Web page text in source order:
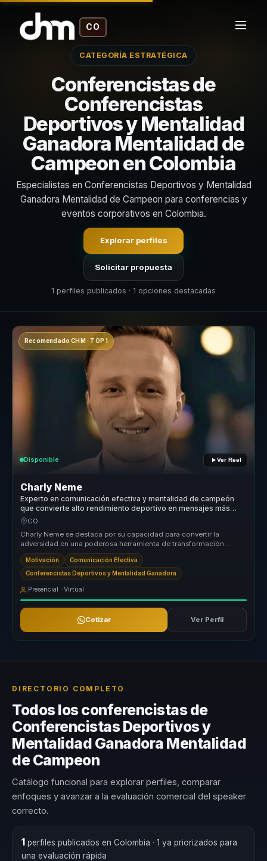
CO
CATEGORÍA ESTRATÉGICA
Conferencistas de
Conferencistas
Deportivos y Mentalidad
Ganadora Mentalidad de
Campeon en Colombia
Especialistas en Conferencistas Deportivos y Mentalidad
Ganadora Mentalidad de Campeon para conferencias y
eventos corporativos en Colombia.
Explorar perfiles
Solicitar propuesta
1 perfiles publicados · 1 opciones destacadas
Recomendado CHM · TOP 1
Disponible Ver Reel
Charly Neme
Experto en comunicación efectiva y mentalidad de campeón
que convierte alto rendimiento deportivo en mensajes más
claros e influyentes para líderes y equipos.
CO
Charly Neme se destaca por su capacidad para convertir la
adversidad en una poderosa herramienta de transformación
organizacional. Su enf...
Motivación Comunicación Efectiva
Conferencistas Deportivos y Mentalidad Ganadora
Presencial · Virtual
Cotizar Ver Perfil
DIRECTORIO COMPLETO
Todos los conferencistas de
Conferencistas Deportivos y
Mentalidad Ganadora Mentalidad
de Campeon
Catálogo funcional para explorar perfiles, comparar
enfoques y avanzar a la evaluación comercial del speaker
correcto.
1 perfiles publicados en Colombia · 1 ya priorizados para
una evaluación rápida